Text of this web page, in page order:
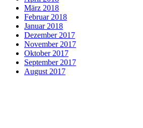
März 2018
Februar 2018
Januar 2018
Dezember 2017
November 2017
Oktober 2017
September 2017
August 2017